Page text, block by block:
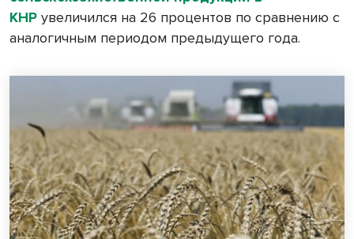
КНР увеличился на 26 процентов по сравнению с
аналогичным периодом предыдущего года.